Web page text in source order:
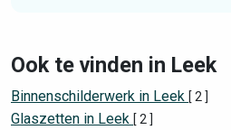
Ook te vinden in Leek
Binnenschilderwerk in Leek [ 2 ]
Glaszetten in Leek [ 2 ]